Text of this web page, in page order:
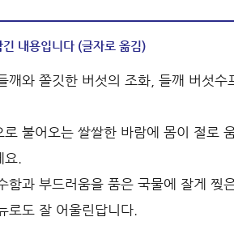
내용입니다 (글자로 옮김)
깨와 쫄깃한 버섯의 조화, 들깨 버섯수
로 불어오는 쌀쌀한 바람에 몸이 절로
요.
함과 부드러움을 품은 국물에 잘게 찢
로도 잘 어울린답니다.